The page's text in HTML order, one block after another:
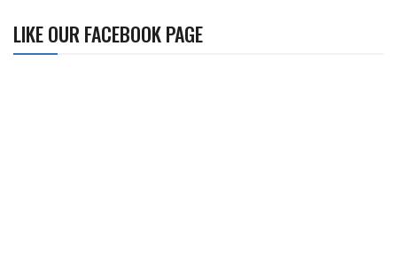
LIKE OUR FACEBOOK PAGE